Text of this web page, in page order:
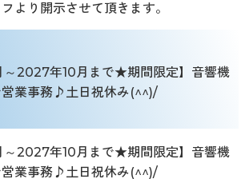
より開示させて頂きます。
～2027年10月まで★期間限定】音響機
営業事務♪土日祝休み(^^)/
～2027年10月まで★期間限定】音響機
営業事務♪土日祝休み(^^)/